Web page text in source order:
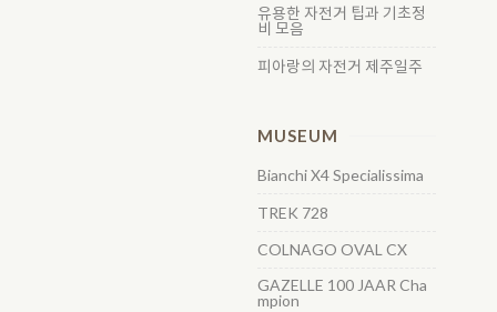
유용한 자전거 팁과 기초정
비 모음
피아랑의 자전거 제주일주
MUSEUM
Bianchi X4 Specialissima
TREK 728
COLNAGO OVAL CX
GAZELLE 100 JAAR Cha
mpion